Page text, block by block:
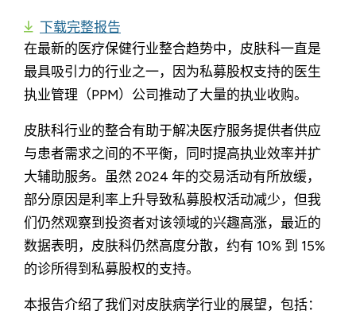
下载完整报告
在最新的医疗保健行业整合趋势中，皮肤科一直是
最具吸引力的行业之一，因为私募股权支持的医生
执业管理（PPM）公司推动了大量的执业收购。
皮肤科行业的整合有助于解决医疗服务提供者供应
与患者需求之间的不平衡，同时提高执业效率并扩
大辅助服务。虽然 2024 年的交易活动有所放缓，
部分原因是利率上升导致私募股权活动减少，但我
们仍然观察到投资者对该领域的兴趣高涨，最近的
数据表明，皮肤科仍然高度分散，约有 10% 到 15%
的诊所得到私募股权的支持。
本报告介绍了我们对皮肤病学行业的展望，包括：